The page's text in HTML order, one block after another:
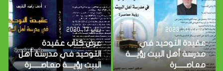
يوليو 10, 2023
عقيدة التوحيد في
مدرسة أهل البيت رؤيــــة
معـاصــــــرة
يناير 17, 2020
عرض كتاب عقيدة
التوحيد في مدرسة أهل
البيت رؤيــــة معـاصــــــرة